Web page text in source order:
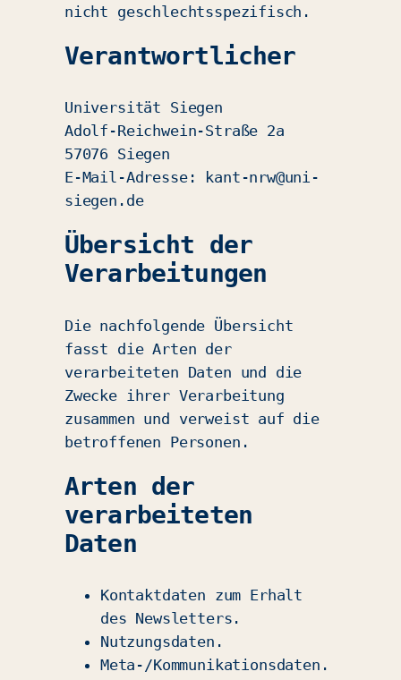
nicht geschlechtsspezifisch.
Verantwortlicher
Universität Siegen
Adolf-Reichwein-Straße 2a
57076 Siegen
E-Mail-Adresse: kant-nrw@uni-
siegen.de
Übersicht der
Verarbeitungen
Die nachfolgende Übersicht
fasst die Arten der
verarbeiteten Daten und die
Zwecke ihrer Verarbeitung
zusammen und verweist auf die
betroffenen Personen.
Arten der
verarbeiteten
Daten
Kontaktdaten zum Erhalt
des Newsletters.
Nutzungsdaten.
Meta-/Kommunikationsdaten.